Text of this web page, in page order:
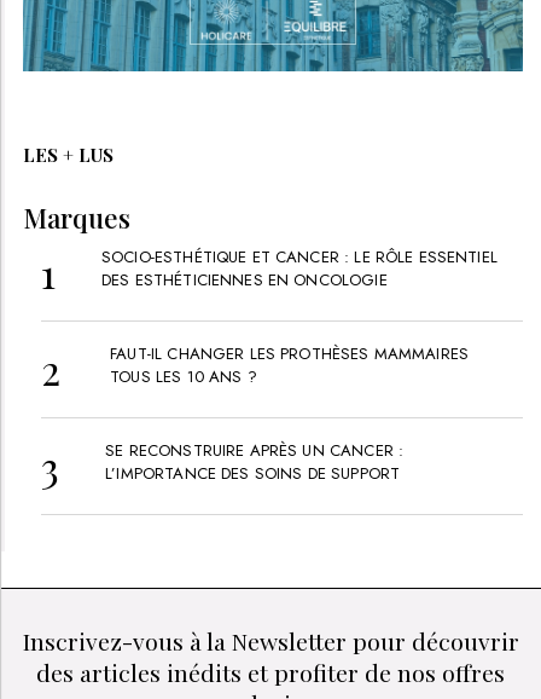
LES + LUS
Marques
FAUT-IL CHANGER LES PROTHÈSES MAMMAIRES
TOUS LES 10 ANS ?